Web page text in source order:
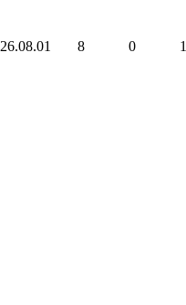
26.08.01 8 0 1